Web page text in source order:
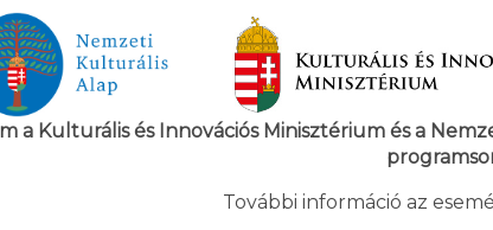
a Kulturális és Innovációs Minisztérium és a
További információ az